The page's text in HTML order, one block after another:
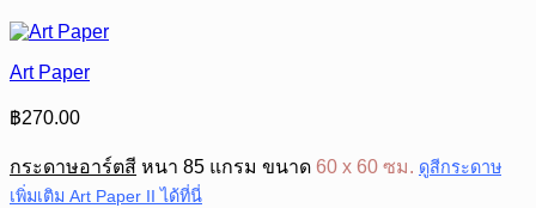
Art Paper
฿270.00
กระดาษอาร์ตสี หนา 85 แกรม ขนาด 60 x 60 ซม. ดูสีกระดาษ
เพิ่มเติม Art Paper II ได้ที่นี่